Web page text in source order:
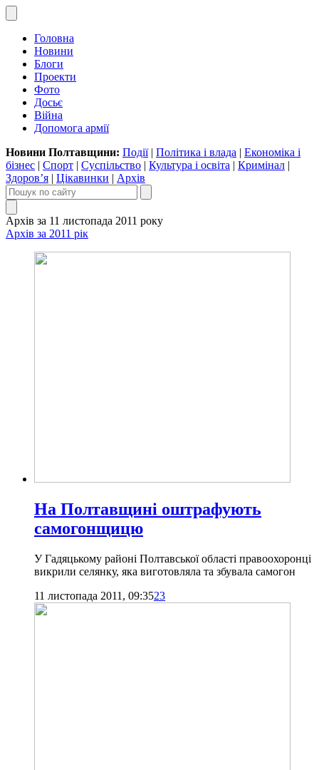
Головна
Новини
Блоги
Проекти
Фото
Досьє
Війна
Допомога армії
Новини Полтавщини: Події| Політика і влада | Економіка і
бізнес | Спорт | Суспільство | Культура і освіта | Кримінал |
Здоров’я | Цікавинки | Архів
Архів за 11 листопада 2011 року
Архів за 2011 рік
На Полтавщині оштрафують
самогонщицю
У Гадяцькому районі Полтавської області правоохоронці
викрили селянку, яка виготовляла та збувала самогон
11 листопада 2011, 09:3523